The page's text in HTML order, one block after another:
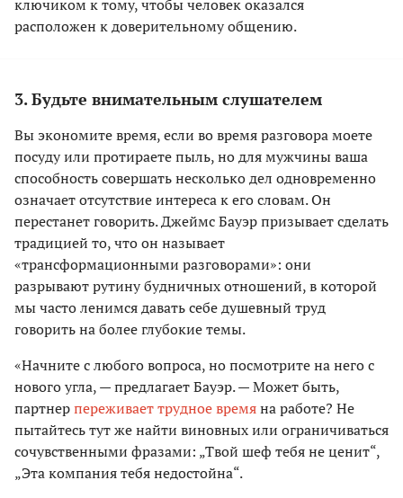
ключиком к тому, чтобы человек оказался
расположен к доверительному общению.
3. Будьте внимательным слушателем
Вы экономите время, если во время разговора моете
посуду или протираете пыль, но для мужчины ваша
способность совершать несколько дел одновременно
означает отсутствие интереса к его словам. Он
перестанет говорить. Джеймс Бауэр призывает сделать
традицией то, что он называет
«трансформационными разговорами»: они
разрывают рутину будничных отношений, в которой
мы часто ленимся давать себе душевный труд
говорить на более глубокие темы.
«Начните с любого вопроса, но посмотрите на него с
нового угла, — предлагает Бауэр. — Может быть,
партнерпереживает трудное времяна работе? Не
пытайтесь тут же найти виновных или ограничиваться
сочувственными фразами: „Твой шеф тебя не ценит“,
„Эта компания тебя недостойна“.